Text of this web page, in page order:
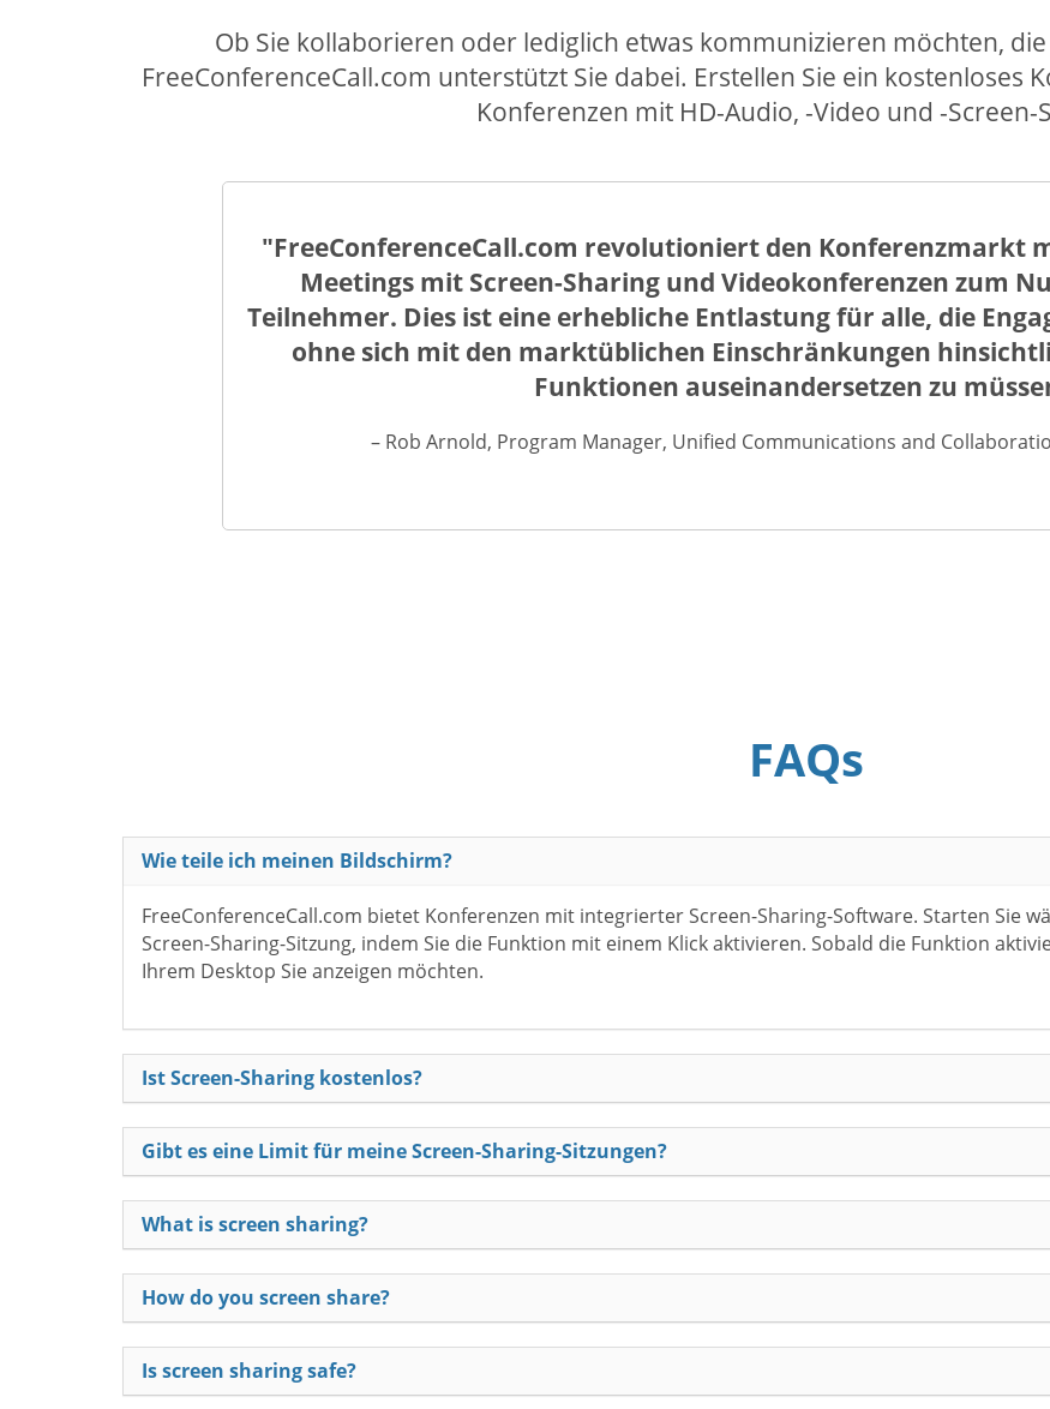
Ob Sie kollaborieren oder lediglich etwas kommunizieren möchten,
FreeConferenceCall.com unterstützt Sie dabei. Erstellen Sie ein kostenloses
Konferenzen mit HD-Audio, -Video und -Screen-
"FreeConferenceCall.com revolutioniert den Konferenzmarkt
Meetings mit Screen-Sharing und Videokonferenzen zum
Teilnehmer. Dies ist eine erhebliche Entlastung für alle, die
ohne sich mit den marktüblichen Einschränkungen
Funktionen auseinandersetzen zu
– Rob Arnold, Program Manager, Unified Communications and
FAQs
Wie teile ich meinen Bildschirm?
FreeConferenceCall.com bietet Konferenzen mit integrierter Screen-Sharing-Software. Starten Sie
Screen-Sharing-Sitzung, indem Sie die Funktion mit einem Klick aktivieren. Sobald die Funktion
Ihrem Desktop Sie anzeigen möchten.
Ist Screen-Sharing kostenlos?
Gibt es eine Limit für meine Screen-Sharing-Sitzungen?
What is screen sharing?
How do you screen share?
Is screen sharing safe?